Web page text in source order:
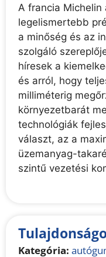
A francia
legelismertebb
a minőség és az
szolgáló
híresek a
és arról, hogy
milliméterig
környezetbarát
technológiák
választ, az a
üzemanyag-
szintű vezetési
Kategória: